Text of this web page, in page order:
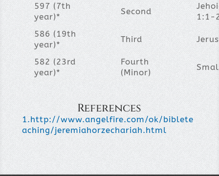
597 (7th
year)*
Second
1:1-
586 (19th
year)*
Third
582 (23rd
year)*
Fourth
(Minor)
References
1.http://www.angelfire.com/ok/biblete
aching/jeremiahorzechariah.html